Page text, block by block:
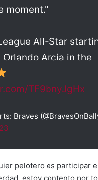
moment."
All-Star
Arcia in the
TF9bnyJgHx
Braves
pelotero es participar
estoy contento por